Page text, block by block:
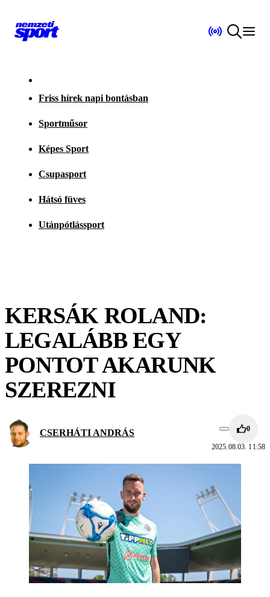
Friss hírek napi bontásban
Sportműsor
Képes Sport
Csupasport
Hátsó füves
Utánpótlássport
KERSÁK ROLAND:
LEGALÁBB EGY
PONTOT AKARUNK
SZEREZNI
CSERHÁTI ANDRÁS 0
2025.08.03. 11:58